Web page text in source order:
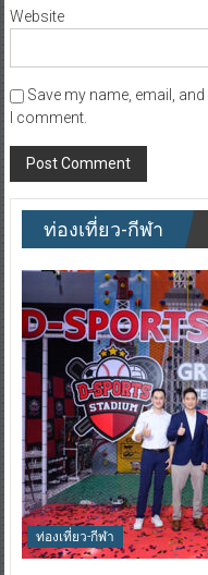
Website
Save my name, email,
I comment.
ท่องเที่ยว-กีฬา
ท่องเที่ยว-กีฬา